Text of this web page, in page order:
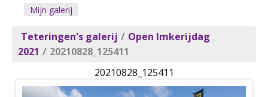
Mijn galerij
Teteringen's galerij / Open Imkerijdag
2021 / 20210828_125411
20210828_125411